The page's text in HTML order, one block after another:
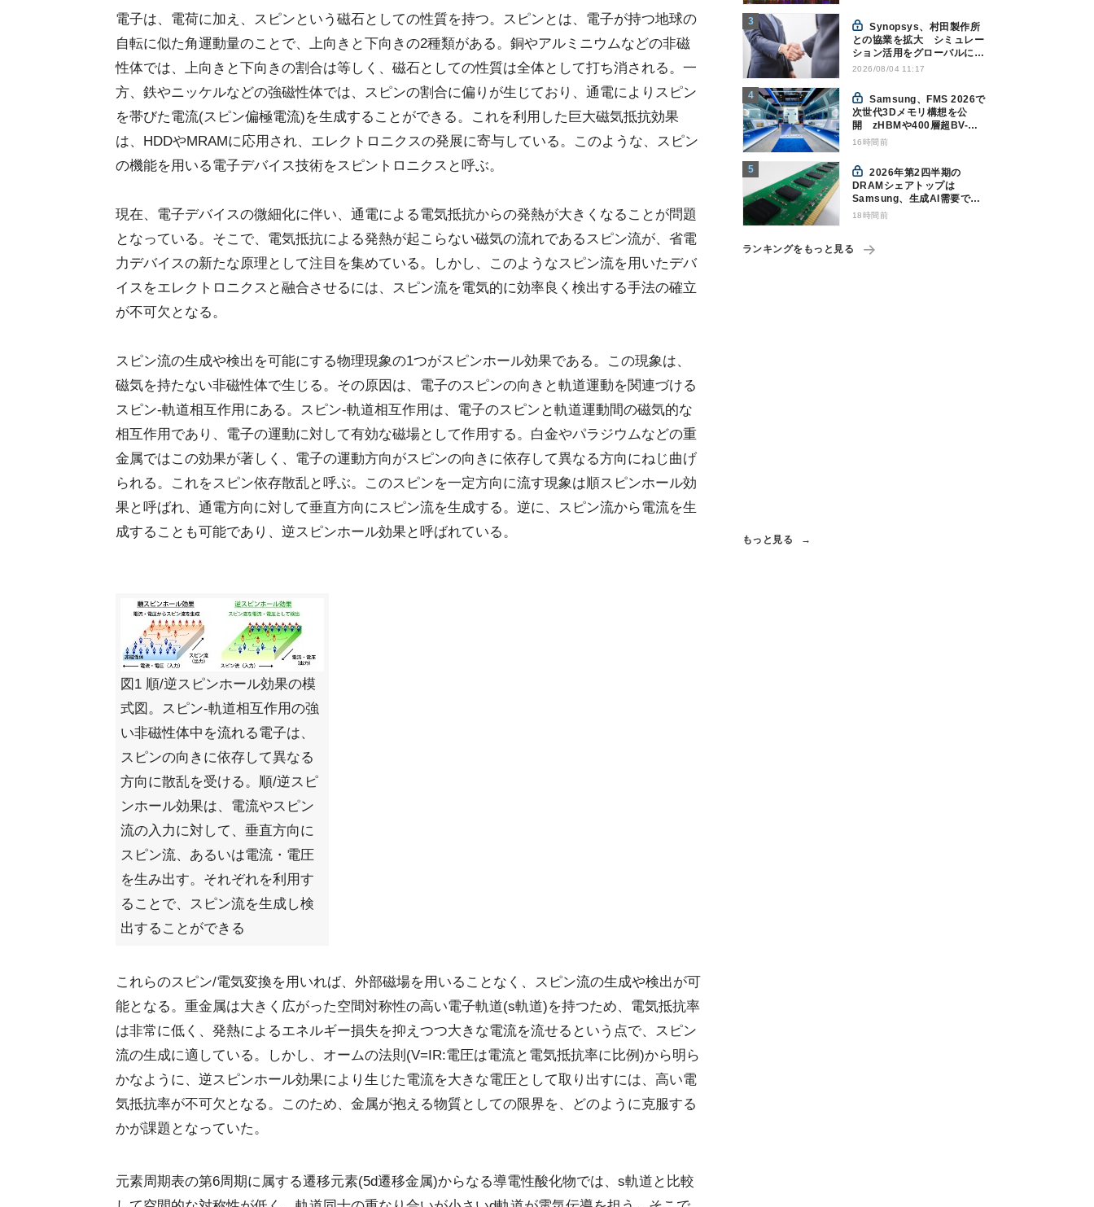
電子は、電荷に加え、スピンという磁石としての性質を持つ。スピンとは、電子が持つ地球の
自転に似た角運動量のことで、上向きと下向きの2種類がある。銅やアルミニウムなどの非磁
性体では、上向きと下向きの割合は等しく、磁石としての性質は全体として打ち消される。一
方、鉄やニッケルなどの強磁性体では、スピンの割合に偏りが生じており、通電によりスピン
を帯びた電流(スピン偏極電流)を生成することができる。これを利用した巨大磁気抵抗効果
は、HDDやMRAMに応用され、エレクトロニクスの発展に寄与している。このような、スピン
の機能を用いる電子デバイス技術をスピントロニクスと呼ぶ。
現在、電子デバイスの微細化に伴い、通電による電気抵抗からの発熱が大きくなることが問題
となっている。そこで、電気抵抗による発熱が起こらない磁気の流れであるスピン流が、省電
力デバイスの新たな原理として注目を集めている。しかし、このようなスピン流を用いたデバ
イスをエレクトロニクスと融合させるには、スピン流を電気的に効率良く検出する手法の確立
が不可欠となる。
スピン流の生成や検出を可能にする物理現象の1つがスピンホール効果である。この現象は、
磁気を持たない非磁性体で生じる。その原因は、電子のスピンの向きと軌道運動を関連づける
スピン-軌道相互作用にある。スピン-軌道相互作用は、電子のスピンと軌道運動間の磁気的な
相互作用であり、電子の運動に対して有効な磁場として作用する。白金やパラジウムなどの重
金属ではこの効果が著しく、電子の運動方向がスピンの向きに依存して異なる方向にねじ曲げ
られる。これをスピン依存散乱と呼ぶ。このスピンを一定方向に流す現象は順スピンホール効
果と呼ばれ、通電方向に対して垂直方向にスピン流を生成する。逆に、スピン流から電流を生
成することも可能であり、逆スピンホール効果と呼ばれている。
図1 順/逆スピンホール効果の模
式図。スピン-軌道相互作用の強
い非磁性体中を流れる電子は、
スピンの向きに依存して異なる
方向に散乱を受ける。順/逆スピ
ンホール効果は、電流やスピン
流の入力に対して、垂直方向に
スピン流、あるいは電流・電圧
を生み出す。それぞれを利用す
ることで、スピン流を生成し検
出することができる
これらのスピン/電気変換を用いれば、外部磁場を用いることなく、スピン流の生成や検出が可
能となる。重金属は大きく広がった空間対称性の高い電子軌道(s軌道)を持つため、電気抵抗率
は非常に低く、発熱によるエネルギー損失を抑えつつ大きな電流を流せるという点で、スピン
流の生成に適している。しかし、オームの法則(V=IR:電圧は電流と電気抵抗率に比例)から明ら
かなように、逆スピンホール効果により生じた電流を大きな電圧として取り出すには、高い電
気抵抗率が不可欠となる。このため、金属が抱える物質としての限界を、どのように克服する
かが課題となっていた。
元素周期表の第6周期に属する遷移元素(5d遷移金属)からなる導電性酸化物では、s軌道と比較
Synopsys、村田製作所
との協業を拡大 シミュレー
ション活用をグローバルに支
援
2026/08/04 11:17
Samsung、FMS 2026で
次世代3Dメモリ構想を公
開 zHBMや400層超BV-
NANDを披露
16時間前
2026年第2四半期の
DRAMシェアトップは
Samsung、生成AI需要で競
争構図に変化
18時間前
ランキングをもっと見る
もっと見る